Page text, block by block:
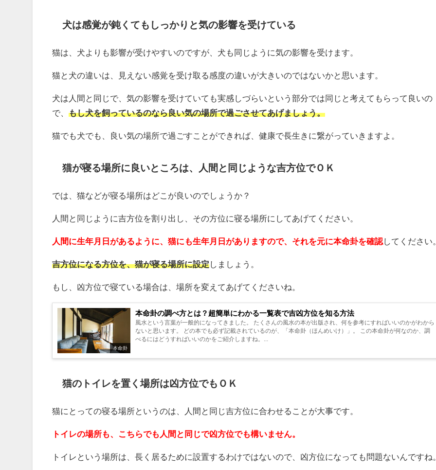
犬は感覚が鈍くてもしっかりと気の影響を受けている
猫は、犬よりも影響が受けやすいのですが、犬も同じように気の影響を受けます。
猫と犬の違いは、見えない感覚を受け取る感度の違いが大きいのではないかと思います。
犬は人間と同じで、気の影響を受けていても実感しづらいという部分では同じと考えてもらって良いの
で、もし犬を飼っているのなら良い気の場所で過ごさせてあげましょう。
猫でも犬でも、良い気の場所で過ごすことができれば、健康で長生きに繋がっていきますよ。
猫が寝る場所に良いところは、人間と同じような吉方位でＯＫ
では、猫などが寝る場所はどこが良いのでしょうか？
人間と同じように吉方位を割り出し、その方位に寝る場所にしてあげてください。
人間に生年月日があるように、猫にも生年月日がありますので、それを元に本命卦を確認してください
吉方位になる方位を、猫が寝る場所に設定しましょう。
もし、凶方位で寝ている場合は、場所を変えてあげてくださいね。
本命卦
本命卦の調べ方とは？超簡単にわかる一覧表で吉凶方位を知る方法
風水という言葉が一般的になってきました。 たくさんの風水の本が出版され、何を参考にすればいいのかがわから
ないと思います。 どの本でも必ず記載されているのが、「本命卦（ほんめいけ）」。 この本命卦が何なのか、調
べるにはどうすればいいのかをご紹介しますね。...
猫のトイレを置く場所は凶方位でもＯＫ
猫にとっての寝る場所というのは、人間と同じ吉方位に合わせることが大事です。
トイレの場所も、こちらでも人間と同じで凶方位でも構いません。
トイレという場所は、長く居るために設置するわけではないので、凶方位になっても問題ないんですね